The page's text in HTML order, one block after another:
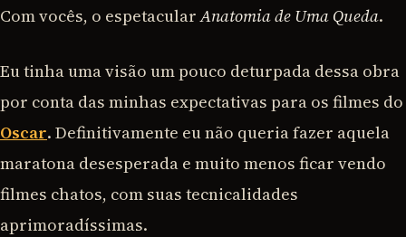
Com vocês, o espetacularAnatomia de Uma Queda.
Eu tinha uma visão um pouco deturpada dessa obra
por conta das minhas expectativas para os filmes do
Oscar. Definitivamente eu não queria fazer aquela
maratona desesperada e muito menos ficar vendo
filmes chatos, com suas tecnicalidades
aprimoradíssimas.